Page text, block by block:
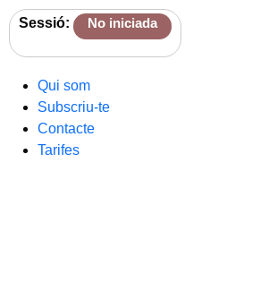
Sessió: No iniciada
Qui som
Subscriu-te
Contacte
Tarifes